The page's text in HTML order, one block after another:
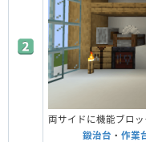
両サイドに機能ブロ
鍛治台 ・ 作業